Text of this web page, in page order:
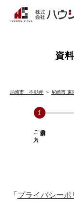
資
尼崎市 不動産 ＞ 尼崎市 東
必須項目の
ご入力
「 プライバシーポ